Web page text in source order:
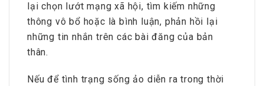
lại chọn lướt mạng xã hội, tìm kiếm những
thông vô bổ hoặc là bình luận, phản hồi lại
những tin nhắn trên các bài đăng của bản
thân.
Nếu để tình trạng sống ảo diễn ra trong thời